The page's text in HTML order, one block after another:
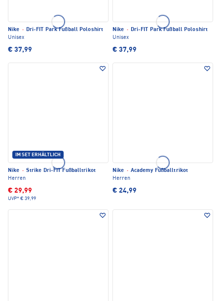
Nike · Dri-FIT Park Fußball Poloshirt
Unisex
€ 37,99
Nike · Dri-FIT Park Fußball Poloshirt
Unisex
€ 37,99
IM SET ERHÄLTLICH
Nike · Strike Dri-FIT Fußballtrikot
Herren
€ 29,99
UVP* € 39,99
Nike · Academy Fußballtrikot
Herren
€ 24,99